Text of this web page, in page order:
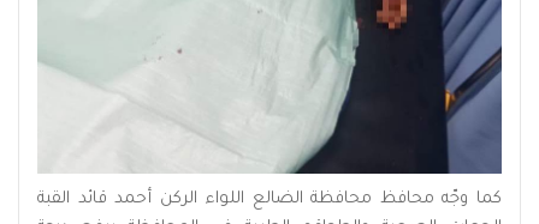
كما وجّه محافظ محافظة الضالع اللواء الركن أحمد قائد القبة